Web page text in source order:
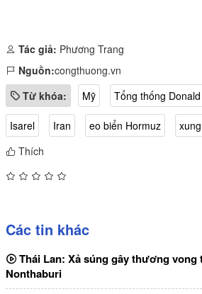
Tác giả: Phương Trang
Nguồn:congthuong.vn
Từ khóa:
Mỹ Tổng thống
Isarel Iran eo biển Hormuz
Thích
Các tin khác
Thái Lan: Xả súng gây thương
Nonthaburi